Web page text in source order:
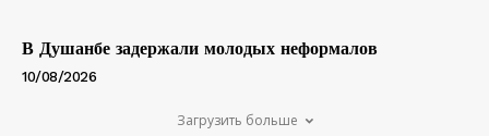
В Душанбе задержали молодых неформалов
10/08/2026
Загрузить больше